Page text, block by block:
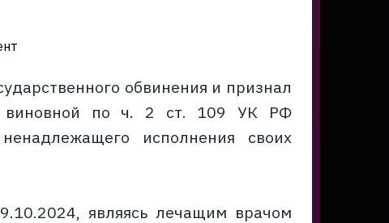
обвинения и признал
виновной по ч. 2 ст. 109 УК РФ
исполнения своих
являясь лечащим врачом